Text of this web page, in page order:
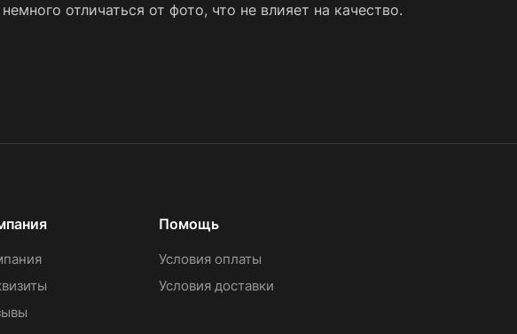
отличаться от фото, что не влияет на качество.
Помощь
Условия оплаты
Условия доставки